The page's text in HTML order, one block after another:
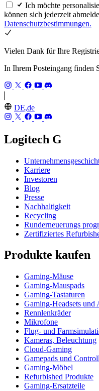
Ich möchte
können sich jederzeit
Datenschutzbestimmungen.
Vielen Dank für Ihre
In Ihrem Posteingang finden
DE,de
Logitech G
Karriere
Investoren
Blog
Presse
Nachhaltigkeit
Recycling
Runderneuerungs
Zertifiziertes
Produkte kaufen
Gaming-Mäuse
Gaming-Mauspads
Gaming-Tastaturen
Gaming-Headsets und
Rennlenkräder
Mikrofone
Flug- und
Kameras, Beleuchtung
Cloud-Gaming
Gamepads und
Gaming-Möbel
Refurbished Produkte
Gaming-Ersatzteile